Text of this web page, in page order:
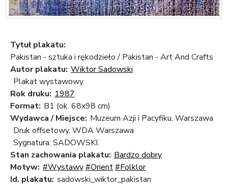
Tytuł plakatu:
Pakistan - sztuka i rękodzieło / Pakistan - Art And Crafts
Autor plakatu: Wiktor Sadowski
Plakat wystawowy
Rok druku: 1987
Format: B1 (ok. 68x98 cm)
Wydawca / Miejsce: Muzeum Azji i Pacyfiku, Warszawa
Druk offsetowy, WDA Warszawa
Sygnatura: SADOWSKI.
Stan zachowania plakatu: Bardzo dobry
Motyw: #Wystawy#Orient#Folklor
Id. plakatu: sadowski_wiktor_pakistan